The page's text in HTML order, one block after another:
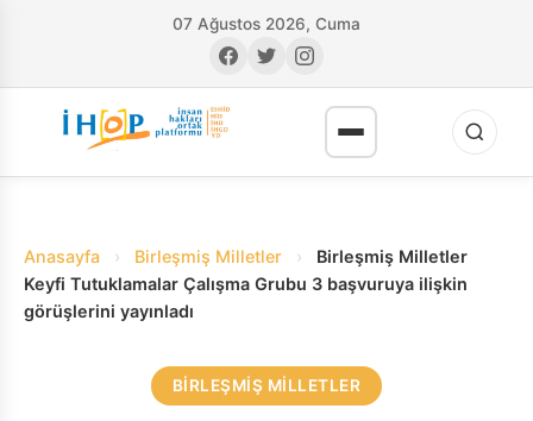
07 Ağustos 2026, Cuma
Anasayfa › Birleşmiş Milletler ›
Birleşmiş Milletler
Keyfi Tutuklamalar Çalışma Grubu 3 başvuruya ilişkin
görüşlerini yayınladı
BIRLEŞMIŞ MILLETLER